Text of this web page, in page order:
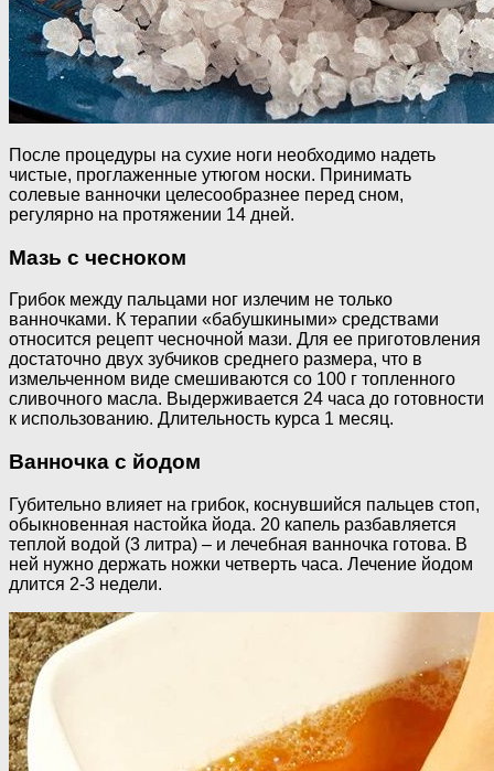
После процедуры на сухие ноги необходимо надеть
чистые, проглаженные утюгом носки. Принимать
солевые ванночки целесообразнее перед сном,
регулярно на протяжении 14 дней.
Мазь с чесноком
Грибок между пальцами ног излечим не только
ванночками. К терапии «бабушкиными» средствами
относится рецепт чесночной мази. Для ее приготовления
достаточно двух зубчиков среднего размера, что в
измельченном виде смешиваются со 100 г топленного
сливочного масла. Выдерживается 24 часа до готовности
к использованию. Длительность курса 1 месяц.
Ванночка с йодом
Губительно влияет на грибок, коснувшийся пальцев стоп,
обыкновенная настойка йода. 20 капель разбавляется
теплой водой (3 литра) – и лечебная ванночка готова. В
ней нужно держать ножки четверть часа. Лечение йодом
длится 2-3 недели.